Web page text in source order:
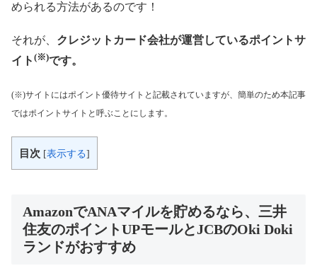
められる方法があるのです！
それが、 クレジットカード会社が運営しているポイントサ
イト (※)です。
(※)サイトにはポイント優待サイトと記載されていますが、簡単のため本記事
ではポイントサイトと呼ぶことにします。
目次 [表示する]
AmazonでANAマイルを貯めるなら、三井
住友のポイントUPモールとJCBのOki Doki
ランドがおすすめ